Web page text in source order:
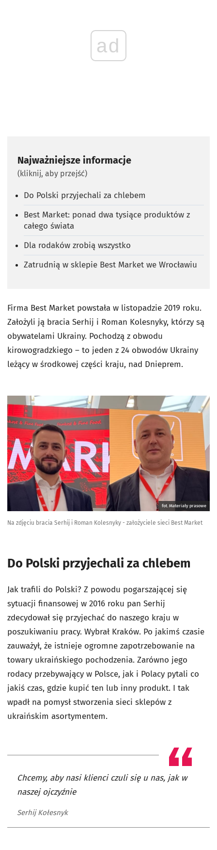
ad
Najważniejsze informacje
(kliknij, aby przejść)
Do Polski przyjechali za chlebem
Best Market: ponad dwa tysiące produktów z
całego świata
Dla rodaków zrobią wszystko
Zatrudnią w sklepie Best Market we Wrocławiu
Firma Best Market powstała w listopadzie 2019 roku.
Założyli ją bracia Serhij i Roman Kolesnyky, którzy są
obywatelami Ukrainy. Pochodzą z obwodu
kirowogradzkiego – to jeden z 24 obwodów Ukrainy
leżący w środkowej części kraju, nad Dnieprem.
fot. Materiały prasowe
Na zdjęciu bracia Serhij i Roman Kolesnyky - założyciele sieci Best Market
Do Polski przyjechali za chlebem
Jak trafili do Polski? Z powodu pogarszającej się
sytuacji finansowej w 2016 roku pan Serhij
zdecydował się przyjechać do naszego kraju w
poszukiwaniu pracy. Wybrał Kraków. Po jakimś czasie
zauważył, że istnieje ogromne zapotrzebowanie na
towary ukraińskiego pochodzenia. Zarówno jego
rodacy przebywający w Polsce, jak i Polacy pytali co
jakiś czas, gdzie kupić ten lub inny produkt. I tak
wpadł na pomysł stworzenia sieci sklepów z
ukraińskim asortymentem.
Chcemy, aby nasi klienci czuli się u nas, jak w
naszej ojczyźnie
Serhij Kołesnyk